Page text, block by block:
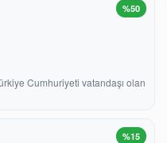
%50
Cumhuriyeti vatandaşı olan
%15